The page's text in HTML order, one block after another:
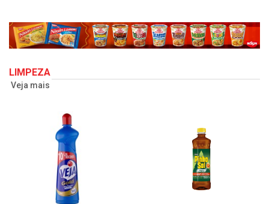
LIMPEZA
Veja mais